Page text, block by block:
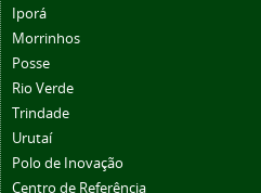
Iporá
Morrinhos
Posse
Rio Verde
Trindade
Urutaí
Polo de Inovação
Centro de Referência